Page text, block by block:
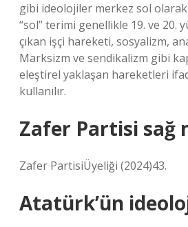
gibi ideolojiler merkez sol
“sol” terimi genellikle 19. ve 20.
çıkan işçi hareketi, sosyalizm,
Marksizm ve sendikalizm gibi
eleştirel yaklaşan hareketleri
kullanılır.
Zafer Partisi sağ
Zafer PartisiÜyeliği (2024)43.
Atatürk’ün